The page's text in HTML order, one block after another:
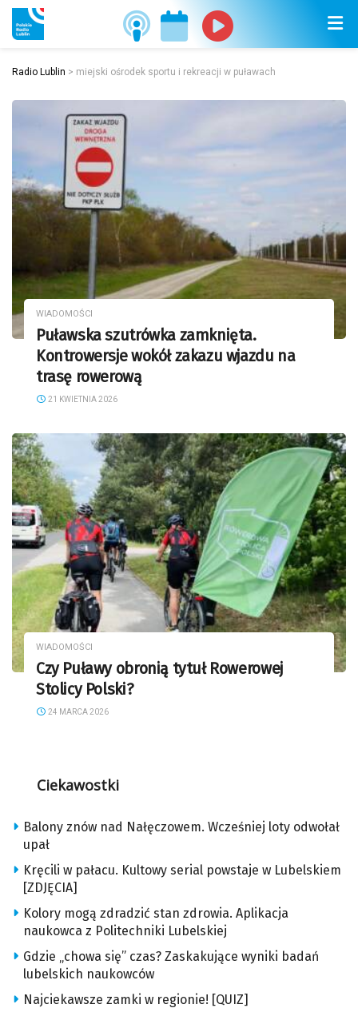
Radio Lublin > miejski ośrodek sportu i rekreacji w puławach
WIADOMOŚCI
Puławska szutrówka zamknięta.
Kontrowersje wokół zakazu wjazdu na
trasę rowerową
21 KWIETNIA 2026
WIADOMOŚCI
Czy Puławy obronią tytuł Rowerowej
Stolicy Polski?
24 MARCA 2026
Ciekawostki
Balony znów nad Nałęczowem. Wcześniej loty odwołał
upał
Kręcili w pałacu. Kultowy serial powstaje w Lubelskiem
[ZDJĘCIA]
Kolory mogą zdradzić stan zdrowia. Aplikacja
naukowca z Politechniki Lubelskiej
Gdzie „chowa się” czas? Zaskakujące wyniki badań
lubelskich naukowców
Najciekawsze zamki w regionie! [QUIZ]